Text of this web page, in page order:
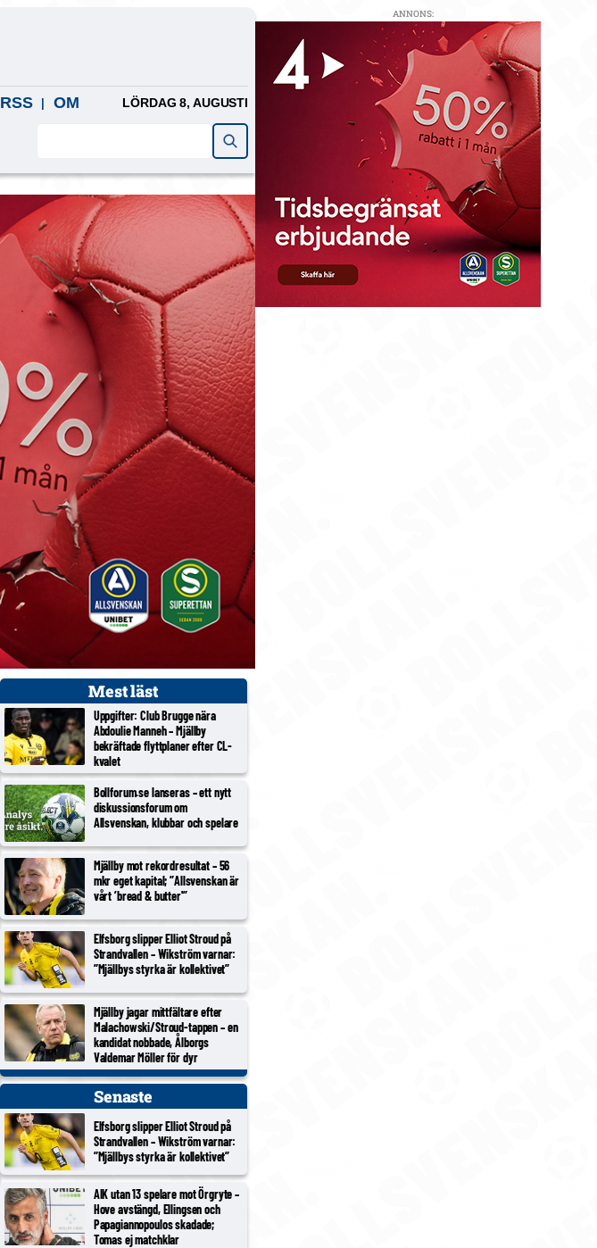
RSS OM LÖRDAG 8, AUGUSTI
Mest läst
Uppgifter: Club Brugge nära
Abdoulie Manneh – Mjällby
bekräftade flyttplaner efter CL-
kvalet
Bollforum.se lanseras – ett nytt
diskussionsforum om
Allsvenskan, klubbar och spelare
Mjällby mot rekordresultat – 56
mkr eget kapital; ”Allsvenskan är
vårt ’bread & butter'”
Elfsborg slipper Elliot Stroud på
Strandvallen – Wikström varnar:
”Mjällbys styrka är kollektivet”
Mjällby jagar mittfältare efter
Malachowski/Stroud-tappen – en
kandidat nobbade, Ålborgs
Valdemar Möller för dyr
Senaste
Elfsborg slipper Elliot Stroud på
Strandvallen – Wikström varnar:
”Mjällbys styrka är kollektivet”
AIK utan 13 spelare mot Örgryte –
Hove avstängd, Ellingsen och
Papagiannopoulos skadade;
Tomas ej matchklar
ANNONS: